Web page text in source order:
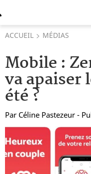
ACCUEIL MÉDIAS
Mobile :
va apaiser
été ?
Par Céline Pastezeur -